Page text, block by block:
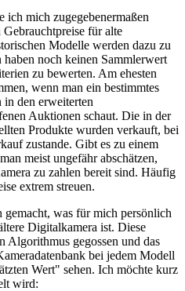
ich mich zugegebenermaßen
für alte
Modelle werden dazu zu
haben noch keinen Sammlerwert
zu bewerten. Am ehesten
wenn man ein bestimmtes
den erweiterten
Auktionen schaut. Die in der
Produkte wurden verkauft, bei
zustande. Gibt es zu einem
meist ungefähr abschätzen,
zu zahlen bereit sind. Häufig
extrem streuen.
was für mich persönlich
Digitalkamera ist. Diese
Algorithmus gegossen und das
bei jedem Modell
Wert" sehen. Ich möchte kurz
wird: